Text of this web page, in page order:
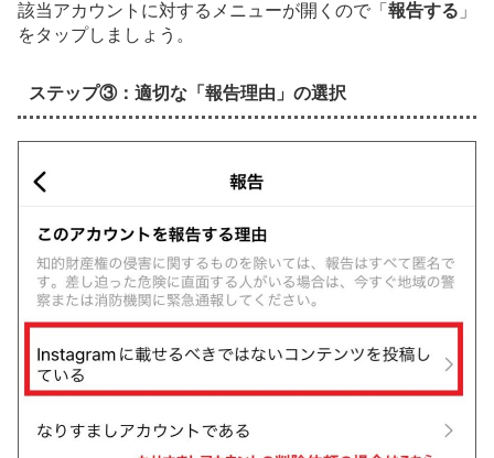
該当アカウントに対するメニューが開くので「 報告する 」
をタップしましょう。
ステップ③：適切な「報告理由」の選択